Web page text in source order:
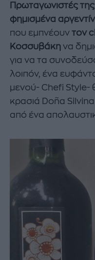
Πρωταγωνιστές της
φημισμένα
που εμπνέουν τον
Κοσσυβάκη να
για να τα
λοιπόν, ένα
μενού- Chefi Style-
κρασιά Doña Silvina
από ένα